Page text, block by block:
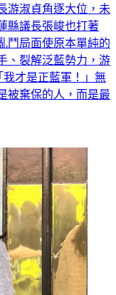
游淑貞角逐大位，未
縣議長張峻也打著
鬥局面使原本單純的
、裂解泛藍勢力，游
才是正藍軍！」無
被棄保的人，而是最